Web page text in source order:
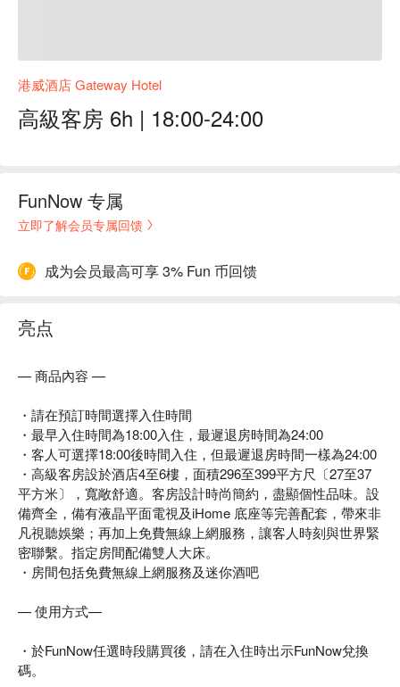
港威酒店 Gateway Hotel
高級客房 6h | 18:00-24:00
FunNow 专属
立即了解会员专属回馈
成为会员最高可享 3% Fun 币回馈
亮点
— 商品內容 —
・請在預訂時間選擇入住時間
・最早入住時間為18:00入住，最遲退房時間為24:00
・客人可選擇18:00後時間入住，但最遲退房時間一樣為24:00
・高級客房設於酒店4至6樓，面積296至399平方尺〔27至37
平方米〕，寬敞舒適。客房設計時尚簡約，盡顯個性品味。設
備齊全，備有液晶平面電視及iHome 底座等完善配套，帶來非
凡視聽娛樂；再加上免費無線上網服務，讓客人時刻與世界緊
密聯繫。指定房間配備雙人大床。
・房間包括免費無線上網服務及迷你酒吧
— 使用方式—
・於FunNow任選時段購買後，請在入住時出示FunNow兌換
碼。